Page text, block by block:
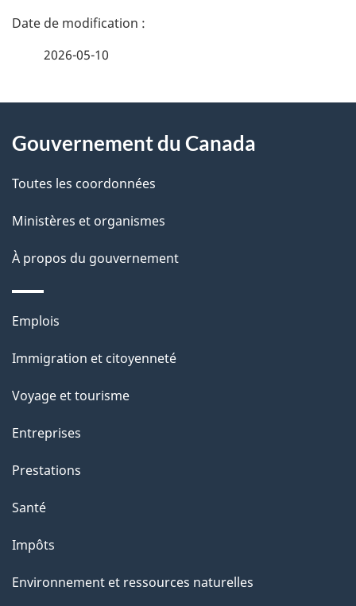
D
i
l
s
d
e
l
a
p
a
g
e
2026-05-10
propos
de
ce
site
Gouvernement du Canada
Toutes les coordonnées
Ministères et organismes
À propos du gouvernement
Thèmes
sujets
Emplois
Immigration et citoyenneté
Voyage et tourisme
Entreprises
Prestations
Santé
Impôts
Environnement et ressources naturelles